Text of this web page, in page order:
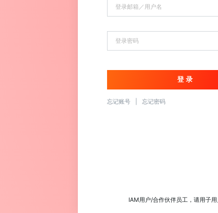
忘记账号 忘记密码
IAM用户/合作伙伴员工，请用子